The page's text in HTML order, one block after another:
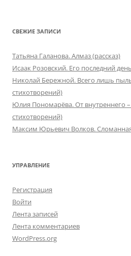
СВЕЖИЕ ЗАПИСИ
Татьяна Галанова. Алмаз (рассказ)
Исаак Розовский. Его последний
Николай Бережной. Всего лишь
стихотворений)
Юлия Пономарёва. От внутреннего
стихотворений)
Максим Юрьевич Волков. Сломанная
УПРАВЛЕНИЕ
Регистрация
Войти
Лента записей
Лента комментариев
WordPress.org